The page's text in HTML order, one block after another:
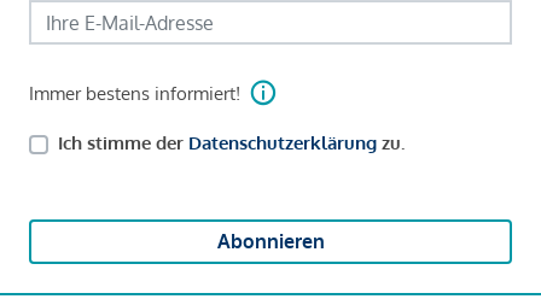
Immer bestens informiert!
Ich stimme der Datenschutzerklärung zu.
Abonnieren